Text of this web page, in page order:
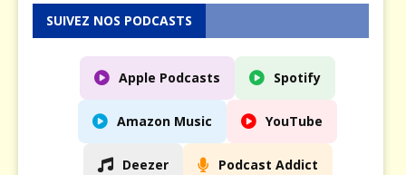
SUIVEZ NOS PODCASTS
Apple Podcasts Spotify
Amazon Music YouTube
Deezer Podcast Addict